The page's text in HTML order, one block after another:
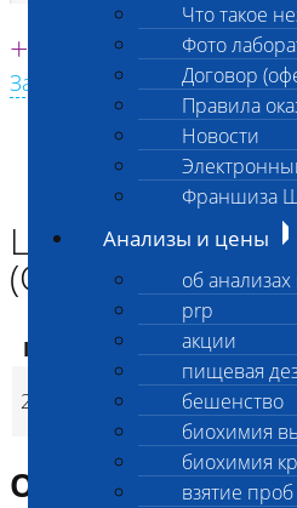
Единая круглосуточная справочная
+7 495 260 0 260
Заказать звонок с сайта
Что такое
Фото
Договор
Правила
Новости
Франшиза
Анализы и цены
об
prp
акции
пищевая
бешенство
биохимия
биохимия
взятие
Главная страница
Анализы и цены
ГЕНЕТИКА СОБАК
Цистинурия 2A типа собак
Цистинурия 2A
(CYST2A)
Код Наименование услуг
2606
Цистинурия 2A типа
собак (CYST2A)
Описание